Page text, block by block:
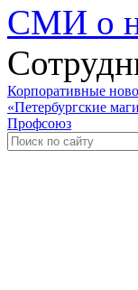
СМИ о
Корпоративные
«Петербургские
Профсоюз